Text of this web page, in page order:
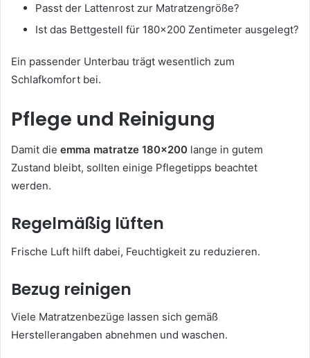
Passt der Lattenrost zur Matratzengröße?
Ist das Bettgestell für 180×200 Zentimeter ausgelegt?
Ein passender Unterbau trägt wesentlich zum
Schlafkomfort bei.
Pflege und Reinigung
Damit die emma matratze 180×200 lange in gutem
Zustand bleibt, sollten einige Pflegetipps beachtet
werden.
Regelmäßig lüften
Frische Luft hilft dabei, Feuchtigkeit zu reduzieren.
Bezug reinigen
Viele Matratzenbezüge lassen sich gemäß
Herstellerangaben abnehmen und waschen.